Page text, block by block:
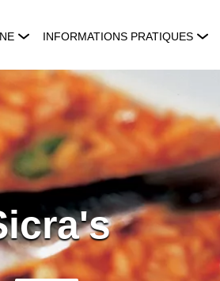
INFORMATIONS PRATIQUES